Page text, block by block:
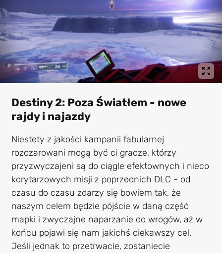
Destiny 2: Poza Światłem - nowe
rajdy i najazdy
Niestety z jakości kampanii fabularnej
rozczarowani mogą być ci gracze, którzy
przyzwyczajeni są do ciągle efektownych i nieco
korytarzowych misji z poprzednich DLC - od
czasu do czasu zdarzy się bowiem tak, że
naszym celem będzie pójście w daną część
mapki i zwyczajne naparzanie do wrogów, aż w
końcu pojawi się nam jakichś ciekawszy cel.
Jeśli jednak to przetrwacie, zostaniecie